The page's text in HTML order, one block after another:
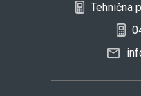
Tehnična